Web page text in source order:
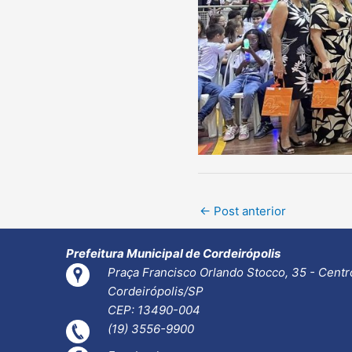
Post
← Post anterior
Prefeitura Municipal de Cordeirópolis
Praça Francisco Orlando Stocco, 35 -
Cordeirópolis/SP
CEP: 13490-004
(19) 3556-9900